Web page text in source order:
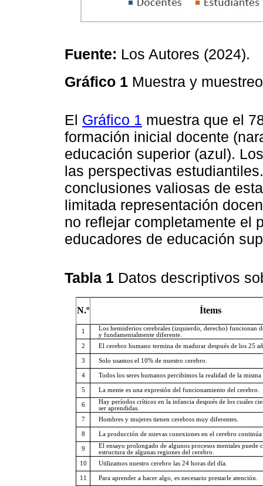
Fuente: Los Autores (2024).
Gráfico 1 Muestra y
El Gráfico 1 muestra que el
formación inicial docente
educación superior (azul).
las perspectivas
conclusiones valiosas de
limitada representación
no reflejar completamente el
educadores de educación
Tabla 1 Datos descriptivos
N.º Ítems
1
Los hemisferios cerebrales (izquierdo, derecho) funcionan
y fundamentalmente diferente.
2
El cerebro humano termina de madurar después de los 25
3 Solo usamos el 10% de nuestro cerebro.
4 Todos los seres humanos percibimos la realidad de la misma
5 La mente es una expresión del funcionamiento del cerebro.
6
Hay períodos críticos en la infancia después de los cuales
ser aprendidas.
7
Hombres y mujeres tienen cerebros muy diferentes.
8 La producción de nuevas conexiones en el cerebro continúa
9
El ensayo prolongado de algunos procesos mentales puede
estructura de algunas regiones del cerebro.
10
Utilizamos nuestro cerebro las 24 horas del día.
11 Para aprender a hacer algo, es necesario prestarle atención.